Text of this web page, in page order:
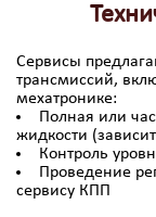
Сервисы
трансмиссий,
мехатронике:
Полная или
жидкости
Контроль
Проведение
сервису КПП